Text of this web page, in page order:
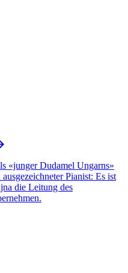
«junger Dudamel Ungarns»
Pianist: Es ist
die Leitung des